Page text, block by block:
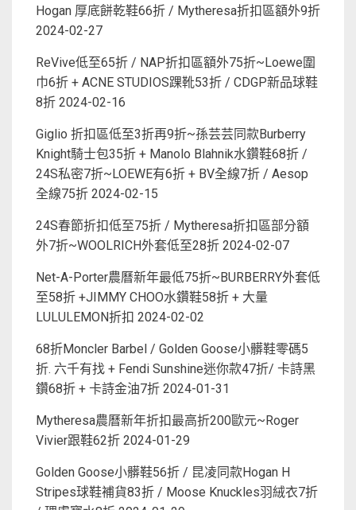
Hogan 厚底餅乾鞋66折 / Mytheresa折扣區額外9折
2024-02-27
ReVive低至65折 / NAP折扣區額外75折~Loewe圍
巾6折 + ACNE STUDIOS踝靴53折 / CDGP新品球鞋
8折 2024-02-16
Giglio 折扣區低至3折再9折~孫芸芸同款Burberry
Knight騎士包35折 + Manolo Blahnik水鑽鞋68折 /
24S私密7折~LOEWE有6折 + BV全線7折 / Aesop
全線75折 2024-02-15
24S春節折扣低至75折 / Mytheresa折扣區部分額
外7折~WOOLRICH外套低至28折 2024-02-07
Net-A-Porter農曆新年最低75折~BURBERRY外套低
至58折 +JIMMY CHOO水鑽鞋58折 + 大量
LULULEMON折扣 2024-02-02
68折Moncler Barbel / Golden Goose小髒鞋零碼5
折. 六千有找 + Fendi Sunshine迷你款47折/ 卡詩黑
鑽68折 + 卡詩金油7折 2024-01-31
Mytheresa農曆新年折扣最高折200歐元~Roger
Vivier跟鞋62折 2024-01-29
Golden Goose小髒鞋56折 / 昆凌同款Hogan H
Stripes球鞋補貨83折 / Moose Knuckles羽絨衣7折